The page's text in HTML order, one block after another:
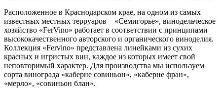
Расположенное в Краснодарском крае, на одном из самых
известных местных терруаров – «Семигорье», винодельческое
хозяйство «FerVino» работает в соответствии с принципами
высококачественного авторского и органического виноделия.
Коллекция «Fervino» представлена линейками из сухих
красных и игристых вин, каждое из которых имеет свой
неповторимый характер. Для производства мы используем
сорта винограда «каберне совиньон», «каберне фран»,
«мерло», «совиньон блан».